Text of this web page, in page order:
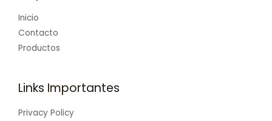
Inicio
Contacto
Productos
Links Importantes
Privacy Policy